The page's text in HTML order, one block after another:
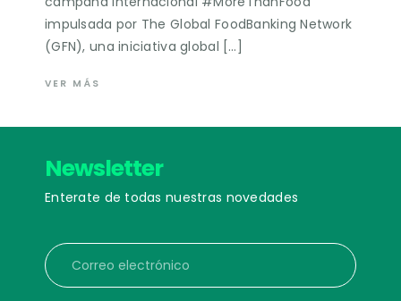
impulsada por The Global FoodBanking Network
(GFN), una iniciativa global […]
VER MÁS
Newsletter
Enterate de todas nuestras novedades
Correo electrónico